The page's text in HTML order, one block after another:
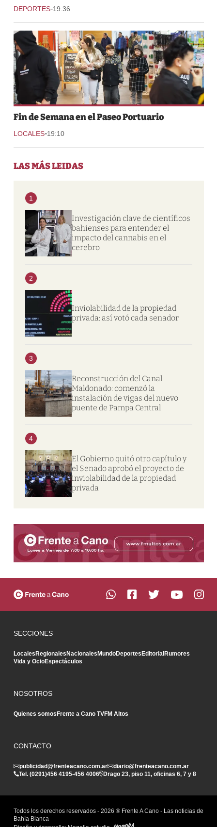
DEPORTES-19:36
Fin de Semana en el Paseo Portuario
LOCALES-19:10
LAS MÁS LEIDAS
1
Investigación clave de científicos
bahienses para entender el
impacto del cannabis en el
cerebro
2
Inviolabilidad de la propiedad
privada: así votó cada senador
3
Reconstrucción del Canal
Maldonado: comenzó la
instalación de vigas del nuevo
puente de Pampa Central
4
El Gobierno quitó otro capítulo y
el Senado aprobó el proyecto de
inviolabilidad de la propiedad
privada
SECCIONES
Locales Regionales Nacionales MundoDeportes Editorial Rumores
Vida y OcioEspectáculos
NOSOTROS
Quienes somos Frente a Cano TVFM Altos
CONTACTO
publicidad@frenteacano.com.ar
diario@frenteacano.com.ar
Tel. (0291)456 4195-456 4006 Drago 23, piso 11, oficinas 6, 7 y 8
Todos los derechos reservados - 2026 ® Frente A Cano - Las noticias de
Bahía Blanca